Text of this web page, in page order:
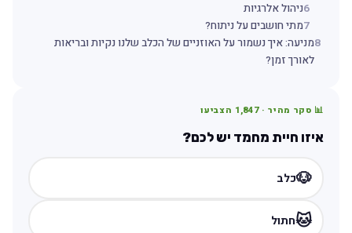
6ניהול אלרגיות
7מתי חושבים על ניתוח?
8מניעה: איך נשמור על האוזניים של הכלב שלנו נקיות ובריאות
לאורך זמן?
📊 סקר מהיר · 1,847הצביעו
איזו חיית מחמד יש לכם?
🐶כלב
🐱חתול